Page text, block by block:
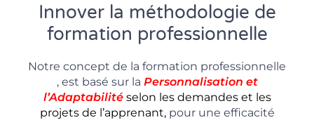
Innover la méthodologie de
formation professionnelle
Notre concept de la formation professionnelle
, est basé sur la Personnalisation et
l’Adaptabilité selon les demandes et les
projets de l’apprenant,pour une efficacité